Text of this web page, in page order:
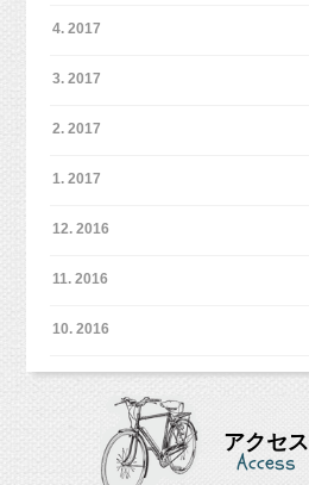
4. 2017
3. 2017
2. 2017
1. 2017
12. 2016
11. 2016
10. 2016
アクセス
Access